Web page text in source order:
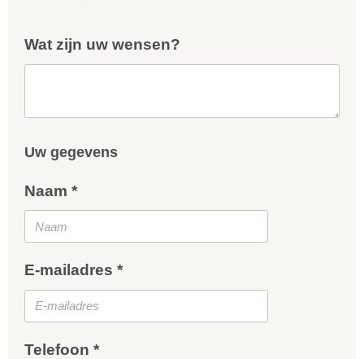
Wat zijn uw wensen?
Uw gegevens
Naam *
E-mailadres *
Telefoon *